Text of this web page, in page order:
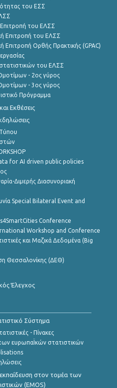
του ΕΣΣ
Επιτροπή του ΕΛΣΣ
Επιτροπή του ΕΛΣΣ
Επιτροπή Ορθής Πρακτικής (GPAC)
του ΕΛΣΣ
- 2ος γύρος
- 3ος γύρος
Πρόγραμμα
Εκθέσεις
for AI driven public policies
Διμερής Διασυνοριακή
Special Bilateral Event and
Conference
Workshop and Conference
και Μαζικά Δεδομένα (Big
Θεσσαλονίκης (ΔΕΘ)
Έλεγχος
Σύστημα
- Πίνακες
ευρωπαΪκών στατιστικών
στον τομέα των
(EMOS)